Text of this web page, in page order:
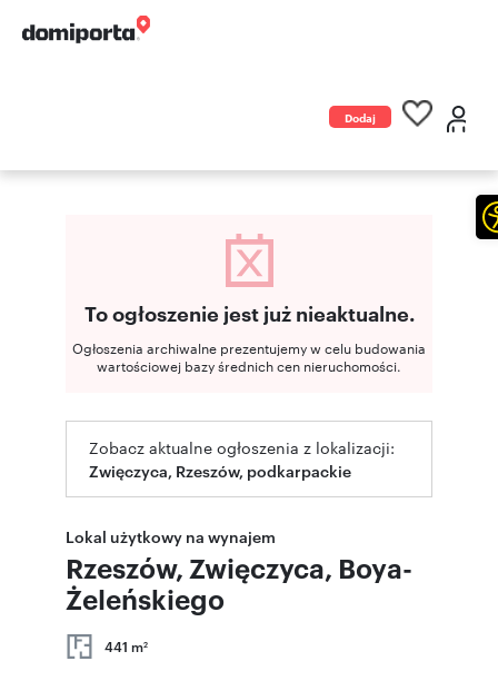
Dodaj
To ogłoszenie jest już nieaktualne.
Ogłoszenia archiwalne prezentujemy w celu budowania
wartościowej bazy średnich cen nieruchomości.
Zobacz aktualne ogłoszenia z lokalizacji:
Zwięczyca, Rzeszów, podkarpackie
Lokal użytkowy na wynajem
Rzeszów, Zwięczyca, Boya-
Żeleńskiego
441 m2